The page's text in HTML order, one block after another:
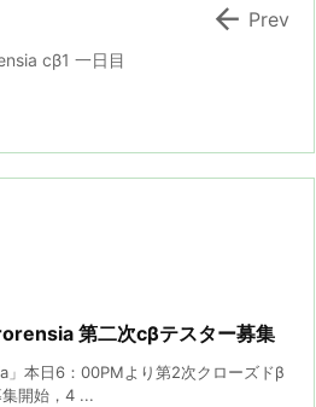
cβ1 一日目
 Prev
第二次cβテスター募集
」本日6：00PMより第2次クローズドβ
開始，4 ...